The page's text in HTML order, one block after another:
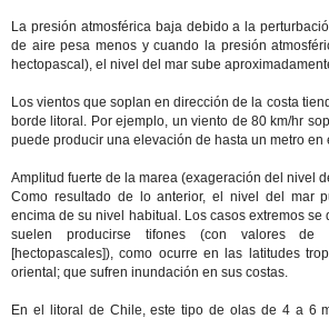
La presión atmosférica baja debido a la
de aire pesa menos y cuando la presión
hectopascal), el nivel del mar sube
Los vientos que soplan en dirección de la costa
borde litoral. Por ejemplo, un viento de 80 km/hr
puede producir una elevación de hasta un metro en
Amplitud fuerte de la marea (exageración del nivel
Como resultado de lo anterior, el nivel del mar
encima de su nivel habitual. Los casos extremos
suelen producirse tifones (con valores
[hectopascales]), como ocurre en las latitudes
oriental; que sufren inundación en sus costas.
En el litoral de Chile, este tipo de olas de 4 a 6